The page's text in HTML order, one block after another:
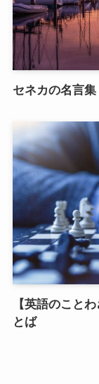
セネカの名言集
【英語のこと
とば